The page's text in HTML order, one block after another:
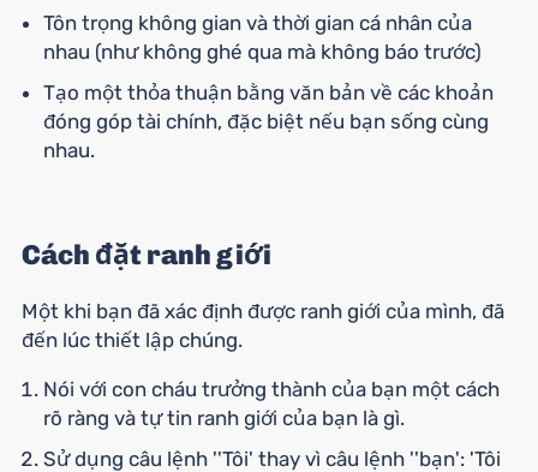
Tôn trọng không gian và thời gian cá nhân của
nhau (như không ghé qua mà không báo trước)
Tạo một thỏa thuận bằng văn bản về các khoản
đóng góp tài chính, đặc biệt nếu bạn sống cùng
nhau.
Cách đặt ranh giới
Một khi bạn đã xác định được ranh giới của mình, đã
đến lúc thiết lập chúng.
Nói với con cháu trưởng thành của bạn một cách
rõ ràng và tự tin ranh giới của bạn là gì.
Sử dụng câu lệnh ''Tôi' thay vì câu lệnh ''bạn': 'Tôi